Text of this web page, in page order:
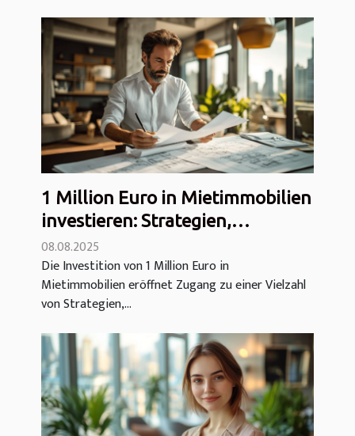
1 Million Euro in Mietimmobilien
investieren: Strategien,
Hebelwirkung und zu
vermeidende Fallen
08.08.2025
Die Investition von 1 Million Euro in
Mietimmobilien eröffnet Zugang zu einer Vielzahl
von Strategien,...